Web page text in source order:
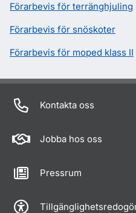
Förarbevis för terränghjuling
Förarbevis för snöskoter
Förarbevis för moped klass II
Kontakta oss
Jobba hos oss
Pressrum